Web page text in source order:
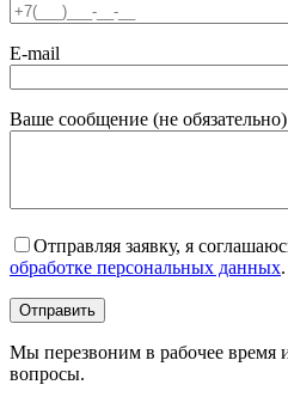
E-mail
Ваше сообщение (не обязательно)
Отправляя заявку, я
обработке персональных данных.
Мы перезвоним в рабочее время
вопросы.